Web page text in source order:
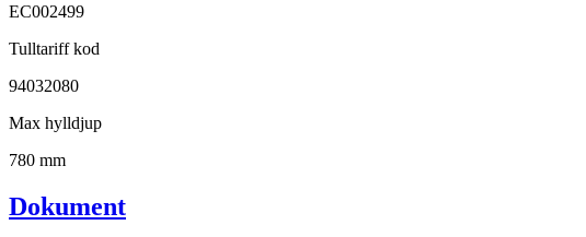
EC002499
Tulltariff kod
94032080
Max hylldjup
780 mm
Dokument